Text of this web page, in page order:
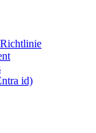
id)